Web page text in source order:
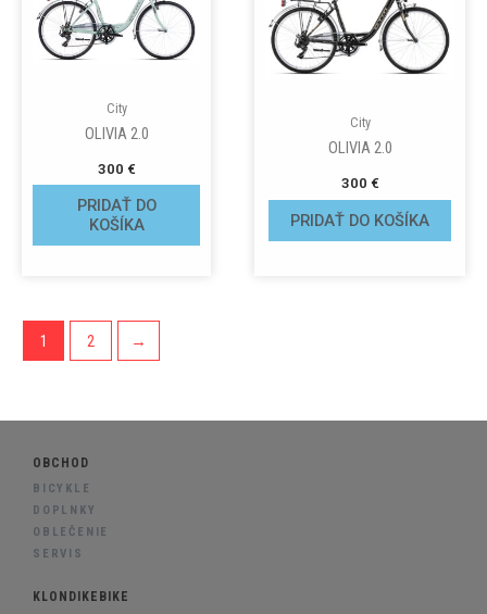
City
OLIVIA 2.0
300 €
PRIDAŤ DO
KOŠÍKA
City
OLIVIA 2.0
300 €
PRIDAŤ DO KOŠÍKA
1 2 →
OBCHOD
BICYKLE
DOPLNKY
OBLEČENIE
SERVIS
KLONDIKEBIKE